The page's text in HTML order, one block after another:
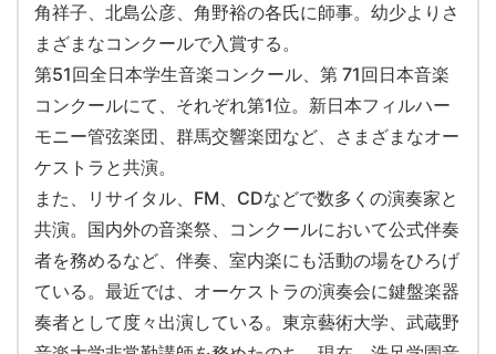
角祥子、北島公彦、角野裕の各氏に師事。幼少よりさ
まざまなコンクールで入賞する。
第51回全日本学生音楽コンクール、第 71回日本音楽
コンクールにて、それぞれ第1位。新日本フィルハー
モニー管弦楽団、群馬交響楽団など、さまざまなオー
ケストラと共演。
また、リサイタル、FM、CDなどで数多くの演奏家と
共演。国内外の音楽祭、コンクールにおいて公式伴奏
者を務めるなど、伴奏、室内楽にも活動の場をひろげ
ている。最近では、オーケストラの演奏会に鍵盤楽器
奏者として度々出演している。東京藝術大学、武蔵野